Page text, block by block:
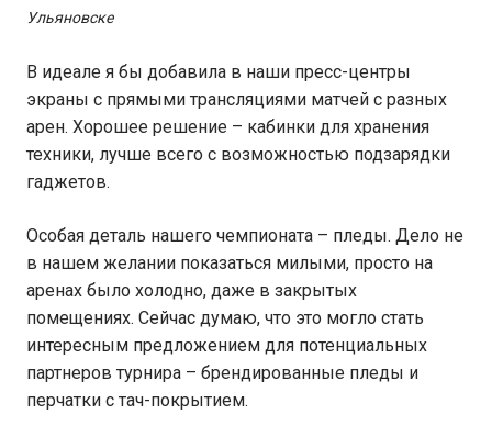
Ульяновске
В идеале я бы добавила в наши пресс-центры
экраны с прямыми трансляциями матчей с разных
арен. Хорошее решение – кабинки для хранения
техники, лучше всего с возможностью подзарядки
гаджетов.
Особая деталь нашего чемпионата – пледы. Дело не
в нашем желании показаться милыми, просто на
аренах было холодно, даже в закрытых
помещениях. Сейчас думаю, что это могло стать
интересным предложением для потенциальных
партнеров турнира – брендированные пледы и
перчатки с тач-покрытием.